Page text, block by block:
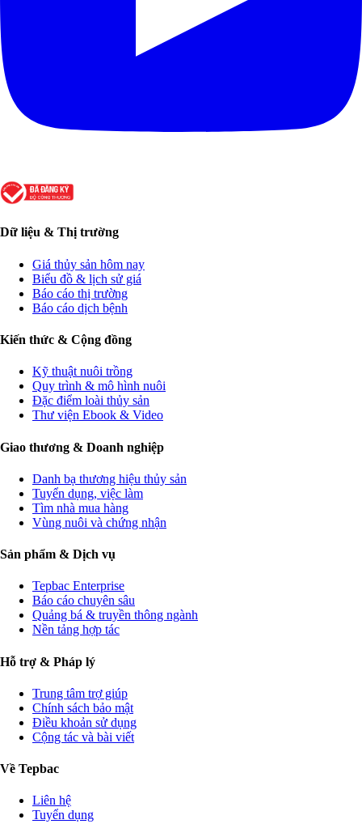
Dữ liệu & Thị trường
Giá thủy sản hôm nay
Biểu đồ & lịch sử giá
Báo cáo thị trường
Báo cáo dịch bệnh
Kiến thức & Cộng đồng
Kỹ thuật nuôi trồng
Quy trình & mô hình nuôi
Đặc điểm loài thủy sản
Thư viện Ebook & Video
Giao thương & Doanh nghiệp
Danh bạ thương hiệu thủy sản
Tuyển dụng, việc làm
Tìm nhà mua hàng
Vùng nuôi và chứng nhận
Sản phẩm & Dịch vụ
Tepbac Enterprise
Báo cáo chuyên sâu
Quảng bá & truyền thông ngành
Nền tảng hợp tác
Hỗ trợ & Pháp lý
Trung tâm trợ giúp
Chính sách bảo mật
Điều khoản sử dụng
Cộng tác và bài viết
Về Tepbac
Liên hệ
Tuyển dụng